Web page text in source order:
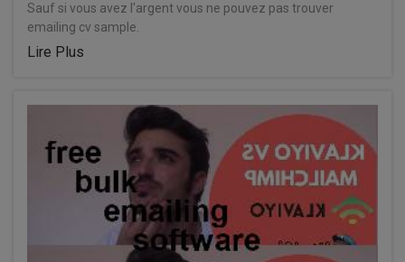
Sauf si vous avez l'argent vous ne pouvez pas trouver
emailing cv sample.
Lire Plus